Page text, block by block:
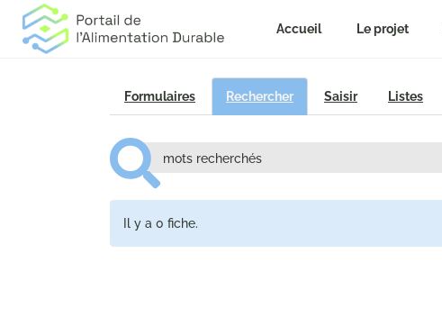
Accueil Le projet
Formulaires Rechercher Saisir Listes
Il y a 0 fiche.